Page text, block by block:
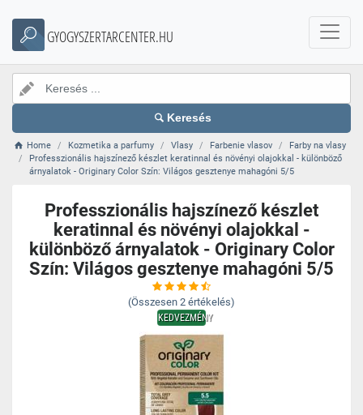
GYOGYSZERTARCENTER.HU
Keresés
Home Kozmetika a parfumy Vlasy Farbenie vlasov
Farby na vlasy
Professzionális hajszínező készlet keratinnal és növényi olajokkal - különböző
árnyalatok - Originary Color Szín: Világos gesztenye mahagóni 5/5
Professzionális hajszínező készlet
keratinnal és növényi olajokkal -
különböző árnyalatok - Originary Color
Szín: Világos gesztenye mahagóni 5/5
(Összesen 2 értékelés)
KEDVEZMÉNY